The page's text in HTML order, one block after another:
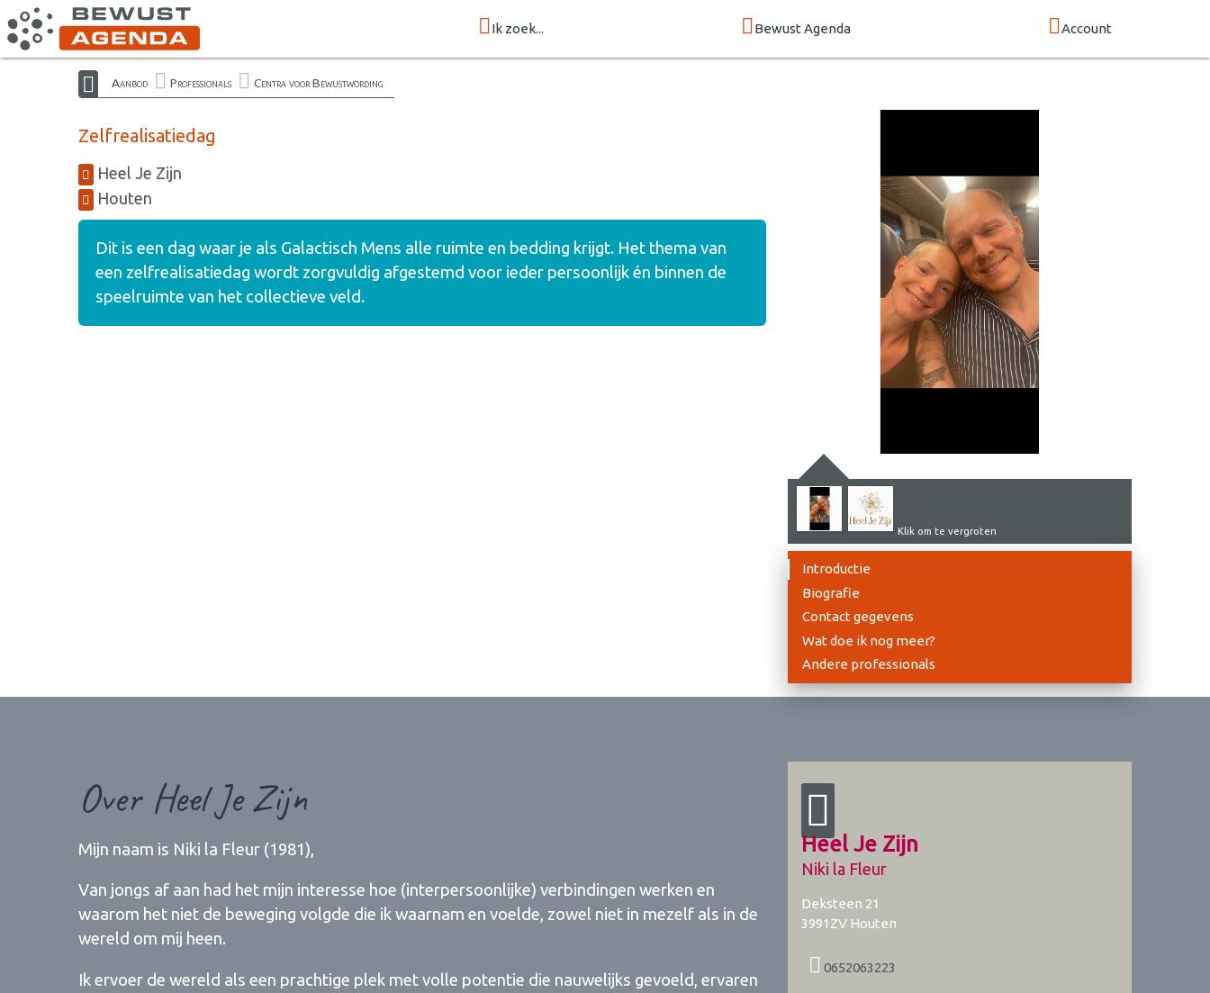
Ik zoek... Bewust Agenda Account
Aanbod Professionals Centra voor Bewustwording
Zelfrealisatiedag
Heel Je Zijn
Houten
Dit is een dag waar je als Galactisch Mens alle ruimte en bedding krijgt. Het thema van
een zelfrealisatiedag wordt zorgvuldig afgestemd voor ieder persoonlijk én binnen de
speelruimte van het collectieve veld.
Klik om te vergroten
Introductie
Biografie
Contact gegevens
Wat doe ik nog meer?
Andere professionals
Over Heel Je Zijn
Mijn naam is Niki la Fleur (1981),
Van jongs af aan had het mijn interesse hoe (interpersoonlijke) verbindingen werken en
waarom het niet de beweging volgde die ik waarnam en voelde, zowel niet in mezelf als in de
wereld om mij heen.
Ik ervoer de wereld als een prachtige plek met volle potentie die nauwelijks gevoeld, ervaren
Heel Je Zijn
Niki la Fleur
Deksteen 21
3991ZV Houten
0652063223